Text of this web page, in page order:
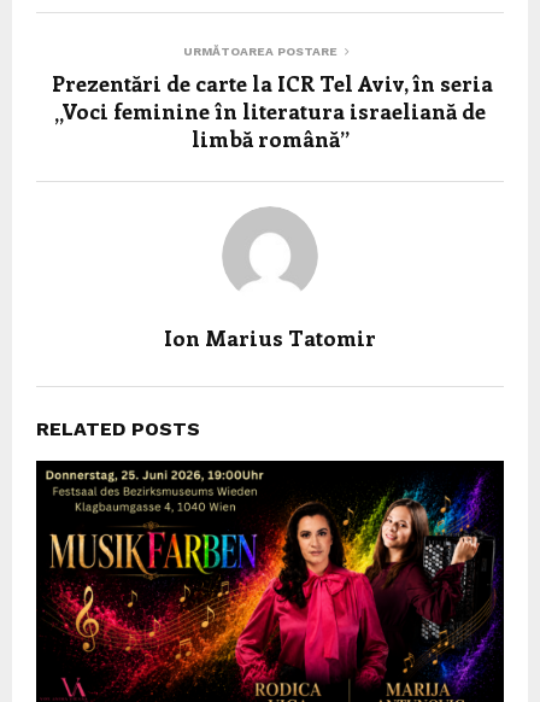
URMĂTOAREA POSTARE
Prezentări de carte la ICR Tel Aviv, în seria
„Voci feminine în literatura israeliană de
limbă română”
Ion Marius Tatomir
RELATED POSTS